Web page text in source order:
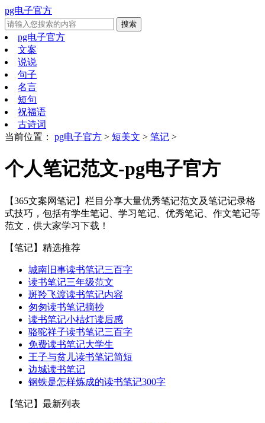
pg电子官方
pg电子官方
文案
说说
句子
名言
短句
祝福语
古诗词
当前位置：
pg电子官方 > 短美文 > 笔记 >
个人笔记范文-pg电子官方
【365文案网笔记】栏目分享大量优秀笔记范文及笔记记录格
式技巧，包括有学生笔记、学习笔记、优秀笔记、作文笔记等
范文，供大家学习下载！
【笔记】 精选推荐
城南旧事读书笔记三百字
读书笔记三年级范文
斑羚飞渡读书笔记内容
匆匆读书笔记摘抄
读书笔记小桔灯读后感
骆驼祥子读书笔记三百字
免费读书笔记大学生
王子与贫儿读书笔记简短
边城读书笔记
钢铁是怎样炼成的读书笔记300字
【笔记】 最新列表